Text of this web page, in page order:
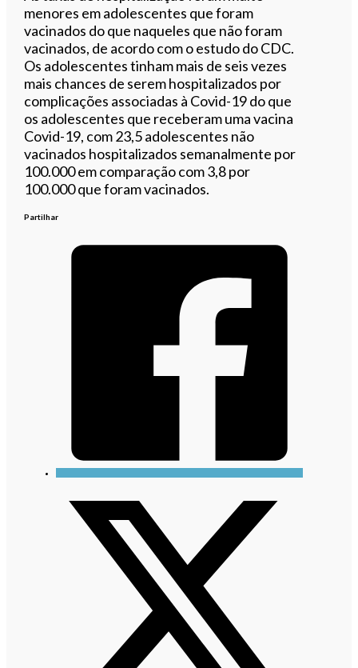
menores em adolescentes que foram
vacinados do que naqueles que não foram
vacinados, de acordo com o estudo do CDC.
Os adolescentes tinham mais de seis vezes
mais chances de serem hospitalizados por
complicações associadas à Covid-19 do que
os adolescentes que receberam uma vacina
Covid-19, com 23,5 adolescentes não
vacinados hospitalizados semanalmente por
100.000 em comparação com 3,8 por
100.000 que foram vacinados.
Partilhar